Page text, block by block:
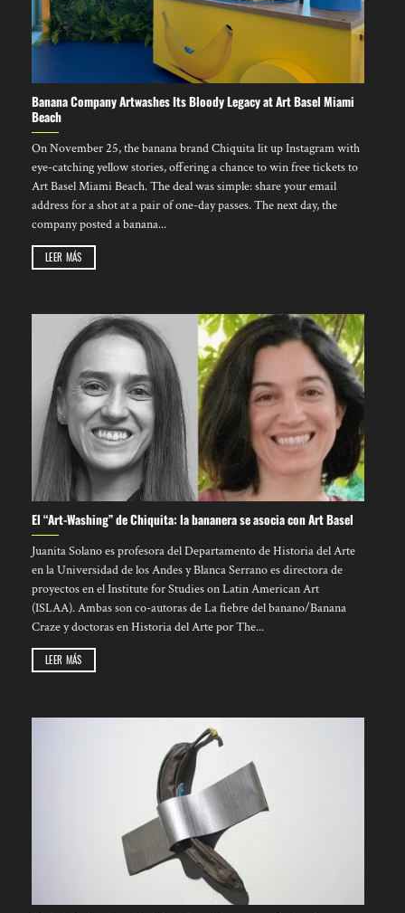
online
Banana Company Artwashes Its Bloody Legacy at Art Basel Miami
Beach
On November 25, the banana brand Chiquita lit up Instagram with
eye-catching yellow stories, offering a chance to win free tickets to
Art Basel Miami Beach. The deal was simple: share your email
address for a shot at a pair of one-day passes. The next day, the
company posted a banana...
LEER MÁS
El “Art-Washing” de Chiquita: la bananera se asocia con Art Basel
Juanita Solano es profesora del Departamento de Historia del Arte
en la Universidad de los Andes y Blanca Serrano es directora de
proyectos en el Institute for Studies on Latin American Art
(ISLAA). Ambas son co-autoras de La fiebre del banano/Banana
Craze y doctoras en Historia del Arte por The...
LEER MÁS